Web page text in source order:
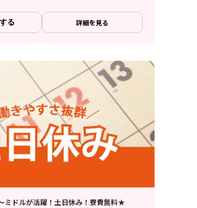
る 詳細を見る
ミドルが活躍！土日休み！寮費無料★